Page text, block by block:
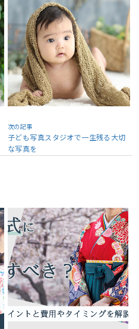
次の記事
子ども写真スタジオで一生残る大切
な写真を